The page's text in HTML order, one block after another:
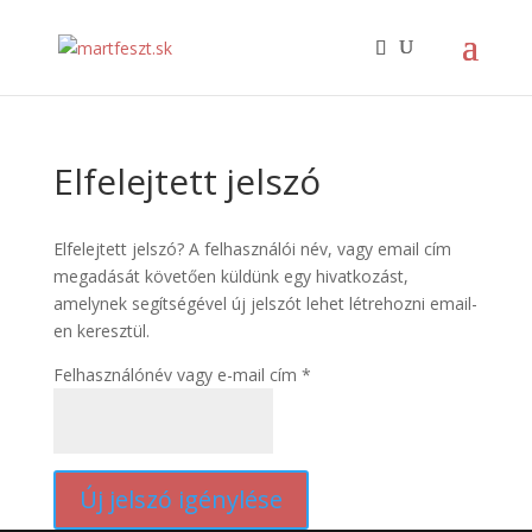
Elfelejtett jelszó
Elfelejtett jelszó? A felhasználói név, vagy email cím
megadását követően küldünk egy hivatkozást,
amelynek segítségével új jelszót lehet létrehozni email-
en keresztül.
Felhasználónév vagy e-mail cím *Kötelező
Új jelszó igénylése